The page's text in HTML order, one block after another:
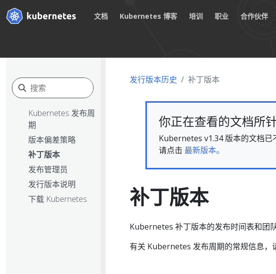
文档 Kubernetes 博客 培训 职业 合作伙伴
Kubernetes 发布周
期
版本偏差策略
补丁版本
发布管理员
发行版本说明
下载 Kubernetes
发行版本历史 补丁版本
你正在查看的文档所
Kubernetes v1.34 版本的文档已
请点击 最新版本。
补丁版本
Kubernetes 补丁版本的发布时间表和团
有关 Kubernetes 发布周期的常规信息，